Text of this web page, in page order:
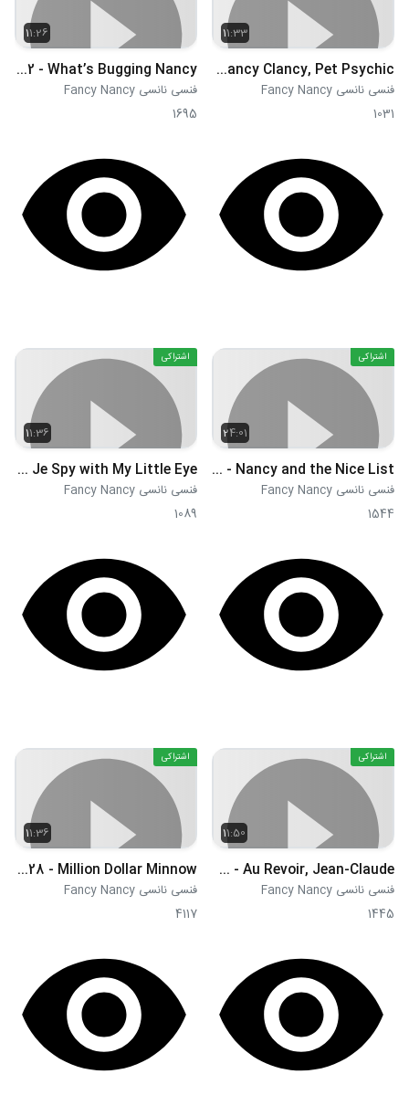
11:33
S01E33 - Nancy Clancy, Pet Psychic!
فنسی نانسی Fancy Nancy
1031
11:26
S01E32 - What’s Bugging Nancy
فنسی نانسی Fancy Nancy
1695
24:01
اشتراکی
S01E31 - Nancy and the Nice List
فنسی نانسی Fancy Nancy
1544
11:36
اشتراکی
S01E30 - Je Spy with My Little Eye
فنسی نانسی Fancy Nancy
1089
11:50
اشتراکی
S01E29 - Au Revoir, Jean-Claude
فنسی نانسی Fancy Nancy
1445
11:36
اشتراکی
S01E28 - Million Dollar Minnow
فنسی نانسی Fancy Nancy
4117